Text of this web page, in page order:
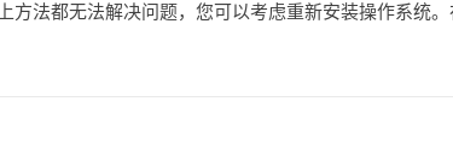
方法都无法解决问题，您可以考虑重新安装操作系统